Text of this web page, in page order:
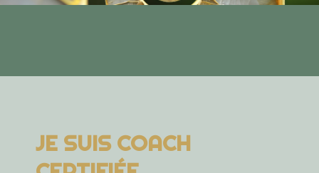
JE SUIS COACH